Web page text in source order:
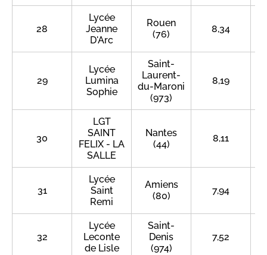
28
Lycée
Jeanne
D'Arc
Rouen
(76)
8,34
29
Lycée
Lumina
Sophie
Saint-
Laurent-
du-Maroni
(973)
8,19
30
LGT
SAINT
FELIX - LA
SALLE
Nantes
(44)
8,11
31
Lycée
Saint
Remi
Amiens
(80)
7,94
32
Lycée
Leconte
de Lisle
Saint-
Denis
(974)
7,52